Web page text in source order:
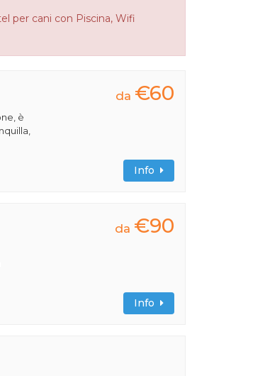
per cani con Piscina, Wifi
è
da €60
Info
da €90
Info